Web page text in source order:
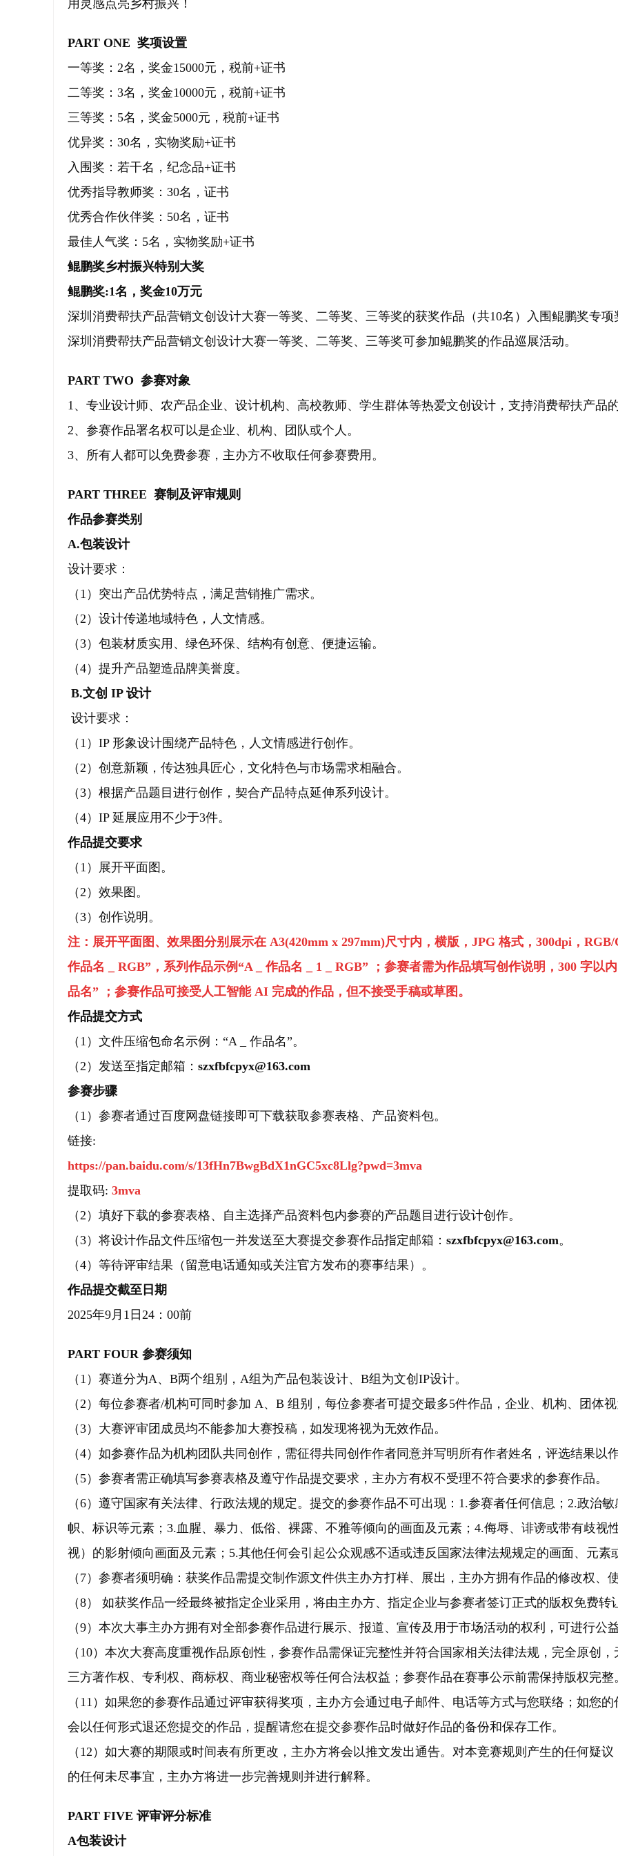
用灵感点亮乡村振兴！
PART ONE 奖项设置
一等奖：2名，奖金15000元，税前+证书
二等奖：3名，奖金10000元，税前+证书
三等奖：5名，奖金5000元，税前+证书
优异奖：30名，实物奖励+证书
入围奖：若干名，纪念品+证书
优秀指导教师奖：30名，证书
优秀合作伙伴奖：50名，证书
最佳人气奖：5名，实物奖励+证书
鲲鹏奖乡村振兴特别大奖
鲲鹏奖:1名，奖金10万元
深圳消费帮扶产品营销文创设计大赛一等奖、二等奖、三等奖的获奖作品（共10名）入围鲲鹏奖专
深圳消费帮扶产品营销文创设计大赛一等奖、二等奖、三等奖可参加鲲鹏奖的作品巡展活动。
PART TWO 参赛对象
1、专业设计师、农产品企业、设计机构、高校教师、学生群体等热爱文创设计，支持消费帮扶产品
2、参赛作品署名权可以是企业、机构、团队或个人。
3、所有人都可以免费参赛，主办方不收取任何参赛费用。
PART THREE 赛制及评审规则
作品参赛类别
A.包装设计
设计要求：
（1）突出产品优势特点，满足营销推广需求。
（2）设计传递地域特色，人文情感。
（3）包装材质实用、绿色环保、结构有创意、便捷运输。
（4）提升产品塑造品牌美誉度。
B.文创 IP 设计
设计要求：
（1）IP 形象设计围绕产品特色，人文情感进行创作。
（2）创意新颖，传达独具匠心，文化特色与市场需求相融合。
（3）根据产品题目进行创作，契合产品特点延伸系列设计。
（4）IP 延展应用不少于3件。
作品提交要求
（1）展开平面图。
（2）效果图。
（3）创作说明。
注：展开平面图、效果图分别展示在 A3(420mm x 297mm)尺寸内，横版，JPG 格式，300dpi，
作品名 _ RGB”，系列作品示例“A _ 作品名 _ 1 _ RGB” ；参赛者需为作品填写创作说明，300 字以
品名” ；参赛作品可接受人工智能 AI 完成的作品，但不接受手稿或草图。
作品提交方式
（1）文件压缩包命名示例：“A _ 作品名”。
（2）发送至指定邮箱： szxfbfcpyx@163.com
参赛步骤
（1）参赛者通过百度网盘链接即可下载获取参赛表格、产品资料包。
链接:
https://pan.baidu.com/s/13fHn7BwgBdX1nGC5xc8Llg?pwd=3mva
提取码: 3mva
（2）填好下载的参赛表格、自主选择产品资料包内参赛的产品题目进行设计创作。
（3）将设计作品文件压缩包一并发送至大赛提交参赛作品指定邮箱： szxfbfcpyx@163.com。
（4）等待评审结果（留意电话通知或关注官方发布的赛事结果）。
作品提交截至日期
2025年9月1日24：00前
PART FOUR 参赛须知
（1）赛道分为A、B两个组别，A组为产品包装设计、B组为文创IP设计。
（2）每位参赛者/机构可同时参加 A、B 组别，每位参赛者可提交最多5件作品，企业、机构、团体
（3）大赛评审团成员均不能参加大赛投稿，如发现将视为无效作品。
（4）如参赛作品为机构团队共同创作，需征得共同创作作者同意并写明所有作者姓名，评选结果以
（5）参赛者需正确填写参赛表格及遵守作品提交要求，主办方有权不受理不符合要求的参赛作品。
（6）遵守国家有关法律、行政法规的规定。提交的参赛作品不可出现：1.参赛者任何信息；2.政治
帜、标识等元素；3.血腥、暴力、低俗、裸露、不雅等倾向的画面及元素；4.侮辱、诽谤或带有歧视
视）的影射倾向画面及元素；5.其他任何会引起公众观感不适或违反国家法律法规规定的画面、元素
（7）参赛者须明确：获奖作品需提交制作源文件供主办方打样、展出，主办方拥有作品的修改权
（8） 如获奖作品一经最终被指定企业采用，将由主办方、指定企业与参赛者签订正式的版权免费
（9）本次大事主办方拥有对全部参赛作品进行展示、报道、宣传及用于市场活动的权利，可进行
（10）本次大赛高度重视作品原创性，参赛作品需保证完整性并符合国家相关法律法规，完全原创
三方著作权、专利权、商标权、商业秘密权等任何合法权益；参赛作品在赛事公示前需保持版权完
（11）如果您的参赛作品通过评审获得奖项，主办方会通过电子邮件、电话等方式与您联络；如您
会以任何形式退还您提交的作品，提醒请您在提交参赛作品时做好作品的备份和保存工作。
（12）如大赛的期限或时间表有所更改，主办方将会以推文发出通告。对本竞赛规则产生的任何疑
的任何未尽事宜，主办方将进一步完善规则并进行解释。
PART FIVE 评审评分标准
A包装设计